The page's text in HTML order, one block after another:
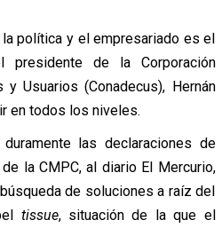
política y el empresariado es el
de la Corporación
y Usuarios (Conadecus), Hernán
en todos los niveles.
las declaraciones de
la CMPC, al diario El Mercurio,
de soluciones a raíz del
tissue, situación de la que el